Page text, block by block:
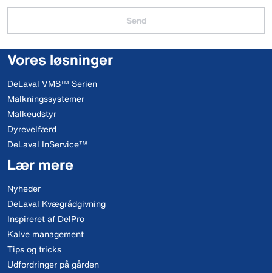
Send
Vores løsninger
DeLaval VMS™ Serien
Malkningssystemer
Malkeudstyr
Dyrevelfærd
DeLaval InService™
Lær mere
Nyheder
DeLaval Kvægrådgivning
Inspireret af DelPro
Kalve management
Tips og tricks
Udfordringer på gården